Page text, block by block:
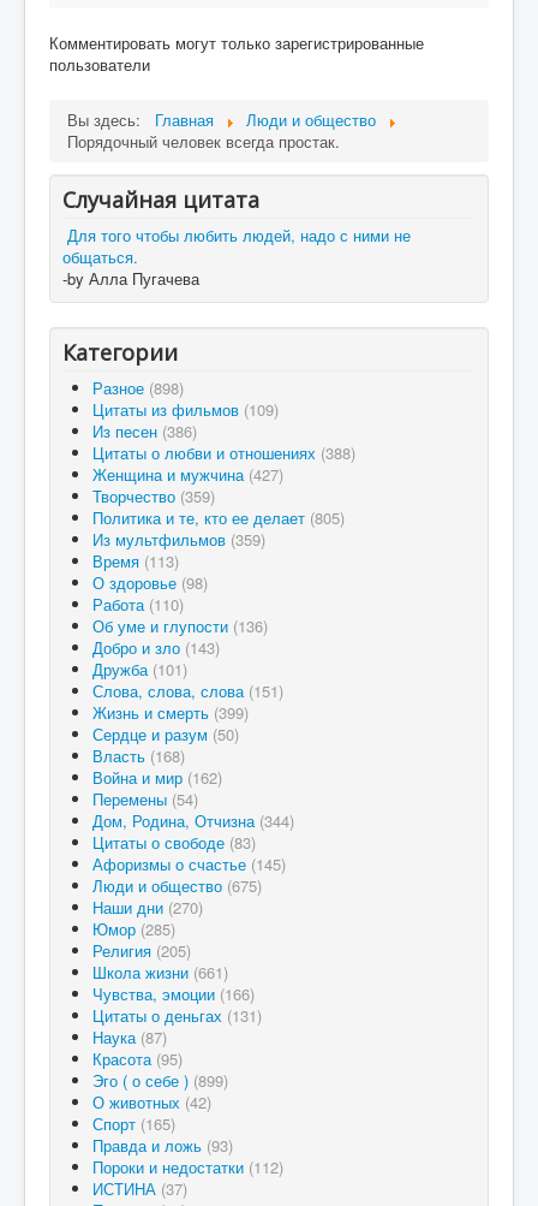
Комментировать могут только зарегистрированные
пользователи
Вы здесь: Главная
Люди и общество
Порядочный человек всегда простак.
Случайная цитата
Для того чтобы любить людей, надо с ними не
общаться.
-by Алла Пугачева
Категории
Разное (898)
Цитаты из фильмов (109)
Из песен (386)
Цитаты о любви и отношениях (388)
Женщина и мужчина (427)
Творчество (359)
Политика и те, кто ее делает (805)
Из мультфильмов (359)
Время (113)
О здоровье (98)
Работа (110)
Об уме и глупости (136)
Добро и зло (143)
Дружба (101)
Слова, слова, слова (151)
Жизнь и смерть (399)
Сердце и разум (50)
Власть (168)
Война и мир (162)
Перемены (54)
Дом, Родина, Отчизна (344)
Цитаты о свободе (83)
Афоризмы о счастье (145)
Люди и общество (675)
Наши дни (270)
Юмор (285)
Религия (205)
Школа жизни (661)
Чувства, эмоции (166)
Цитаты о деньгах (131)
Наука (87)
Красота (95)
Эго ( о себе ) (899)
О животных (42)
Спорт (165)
Правда и ложь (93)
Пороки и недостатки (112)
ИСТИНА (37)